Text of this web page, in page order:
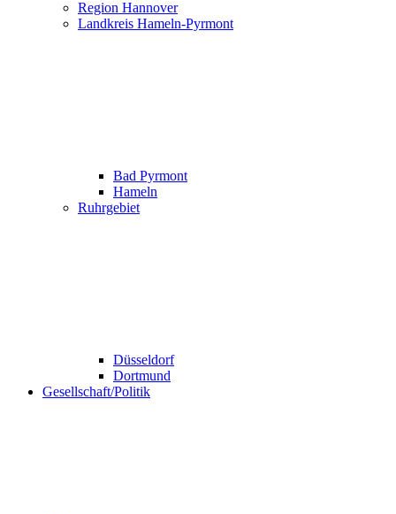
Region Hannover
Landkreis Hameln-Pyrmont
Bad Pyrmont
Hameln
Ruhrgebiet
Düsseldorf
Dortmund
Gesellschaft/Politik